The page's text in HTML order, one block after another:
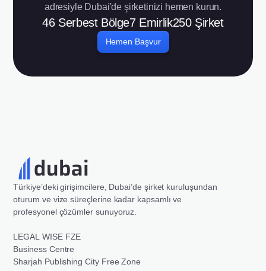
adresiyle Dubai'de şirketinizi hemen kurun.
46Serbest Bölge7Emirlik250Şirket
Hemen Başvur
Türkiye’deki girişimcilere, Dubai’de şirket kuruluşundan
oturum ve vize süreçlerine kadar kapsamlı ve
profesyonel çözümler sunuyoruz.
LEGAL WISE FZE
Business Centre
Sharjah Publishing City Free Zone